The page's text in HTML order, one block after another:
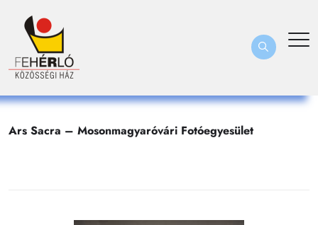
Ars Sacra – Mosonmagyaróvári Fotóegyesület